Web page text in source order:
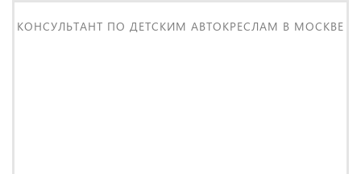
КОНСУЛЬТАНТ ПО ДЕТСКИМ АВТОКРЕСЛАМ В МОСКВЕ